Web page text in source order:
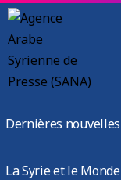
Dernières nouvelles
La Syrie et le Monde